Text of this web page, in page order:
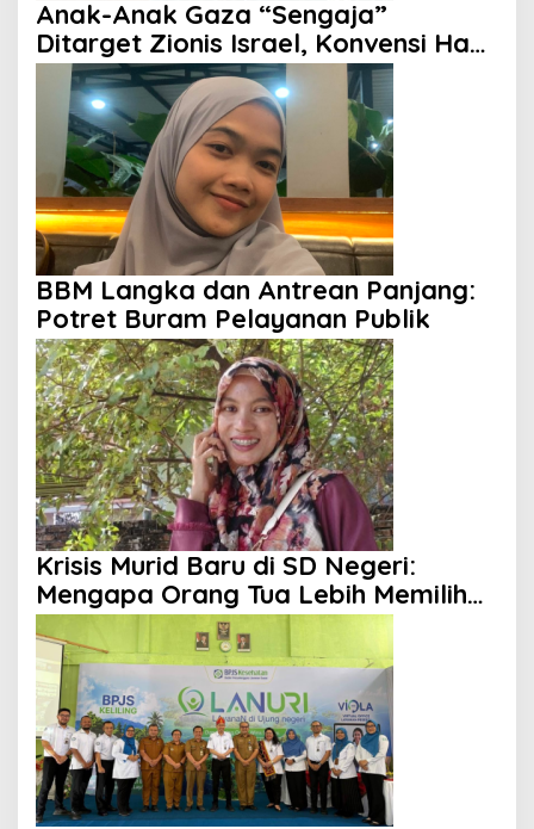
Anak-Anak Gaza “Sengaja”
Ditarget Zionis Israel, Konvensi Hak
Anak Tak Berdaya
BBM Langka dan Antrean Panjang:
Potret Buram Pelayanan Publik
Krisis Murid Baru di SD Negeri:
Mengapa Orang Tua Lebih Memilih
Sekolah Swasta?